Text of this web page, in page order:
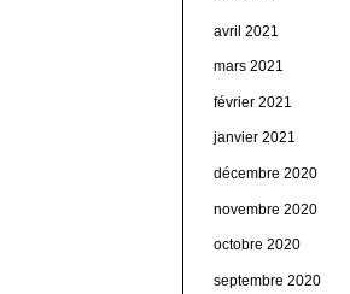
avril 2021
mars 2021
février 2021
janvier 2021
décembre 2020
novembre 2020
octobre 2020
septembre 2020